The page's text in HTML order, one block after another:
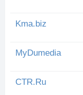
Kma.biz
MyDumedia
CTR.Ru